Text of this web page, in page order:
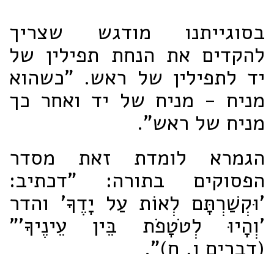
בסוגייתנו מודגש שצריך
להקדים את הנחת תפילין של
יד לתפילין של ראש. "כשהוא
מניח - מניח של יד ואחר כך
מניח של ראש".
הגמרא לומדת זאת מסדר
הפסוקים בתורה: "דכתיב:
'וּקְשַׁרְתָּם לְאוֹת עַל יָדֶךָ' והדר
'וְהָיוּ לְטֹטָפֹת בֵּין עֵינֶיךָ'"